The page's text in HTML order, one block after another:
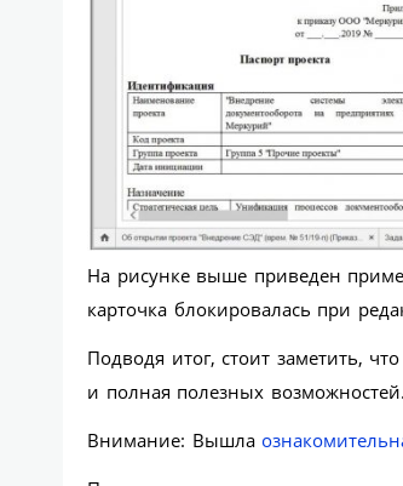
На рисунке выше приведен
карточка блокировалась при
Подводя итог, стоит заметить,
и полная полезных возможностей.
Внимание: Вышла